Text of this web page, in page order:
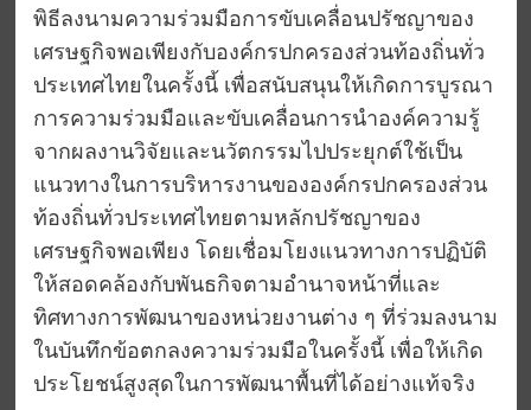
พิธีลงนามความร่วมมือการขับเคลื่อนปรัชญาของ
เศรษฐกิจพอเพียงกับองค์กรปกครองส่วนท้องถิ่นทั่ว
ประเทศไทยในครั้งนี้ เพื่อสนับสนุนให้เกิดการบูรณา
การความร่วมมือและขับเคลื่อนการนำองค์ความรู้
จากผลงานวิจัยและนวัตกรรมไปประยุกต์ใช้เป็น
แนวทางในการบริหารงานขององค์กรปกครองส่วน
ท้องถิ่นทั่วประเทศไทยตามหลักปรัชญาของ
เศรษฐกิจพอเพียง โดยเชื่อมโยงแนวทางการปฏิบัติ
ให้สอดคล้องกับพันธกิจตามอำนาจหน้าที่และ
ทิศทางการพัฒนาของหน่วยงานต่าง ๆ ที่ร่วมลงนาม
ในบันทึกข้อตกลงความร่วมมือในครั้งนี้ เพื่อให้เกิด
ประโยชน์สูงสุดในการพัฒนาพื้นที่ได้อย่างแท้จริง